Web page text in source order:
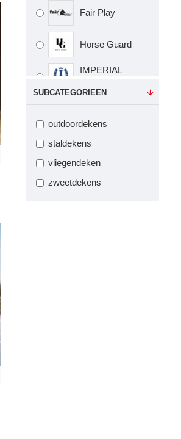
SUBCATEGORIEEN
outdoordekens
staldekens
vliegendeken
zweetdekens
Fair Play
Horse Guard
IMPERIAL